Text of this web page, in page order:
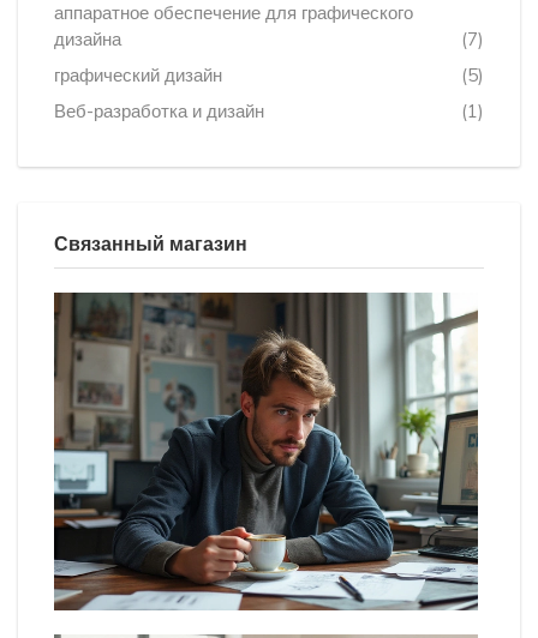
аппаратное обеспечение для графического
дизайна
(7)
графический дизайн
(5)
Веб-разработка и дизайн
(1)
Связанный магазин